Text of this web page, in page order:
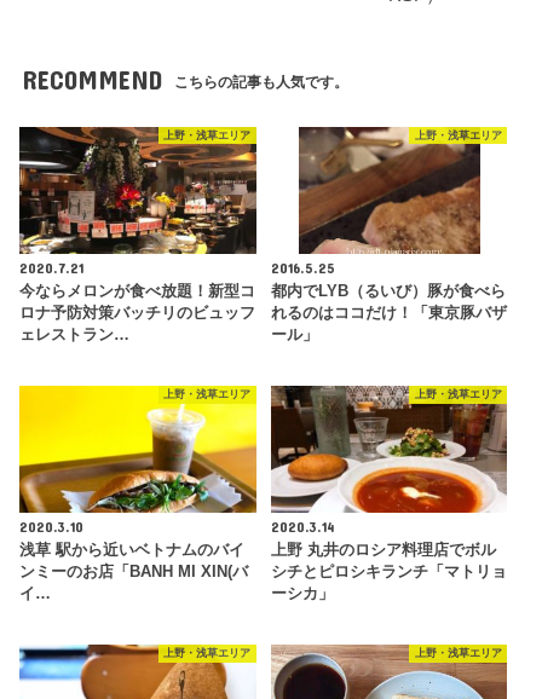
RECOMMEND こちらの記事も人気です。
上野・浅草エリア
2020.7.21
今ならメロンが食べ放題！新型コ
ロナ予防対策バッチリのビュッフ
ェレストラン…
上野・浅草エリア
2016.5.25
都内でLYB（るいび）豚が食べら
れるのはココだけ！「東京豚バザ
ール」
上野・浅草エリア
2020.3.10
浅草 駅から近いベトナムのバイ
ンミーのお店「BANH MI XIN(バ
イ…
上野・浅草エリア
2020.3.14
上野 丸井のロシア料理店でボル
シチとピロシキランチ「マトリョ
ーシカ」
上野・浅草エリア 上野・浅草エリア